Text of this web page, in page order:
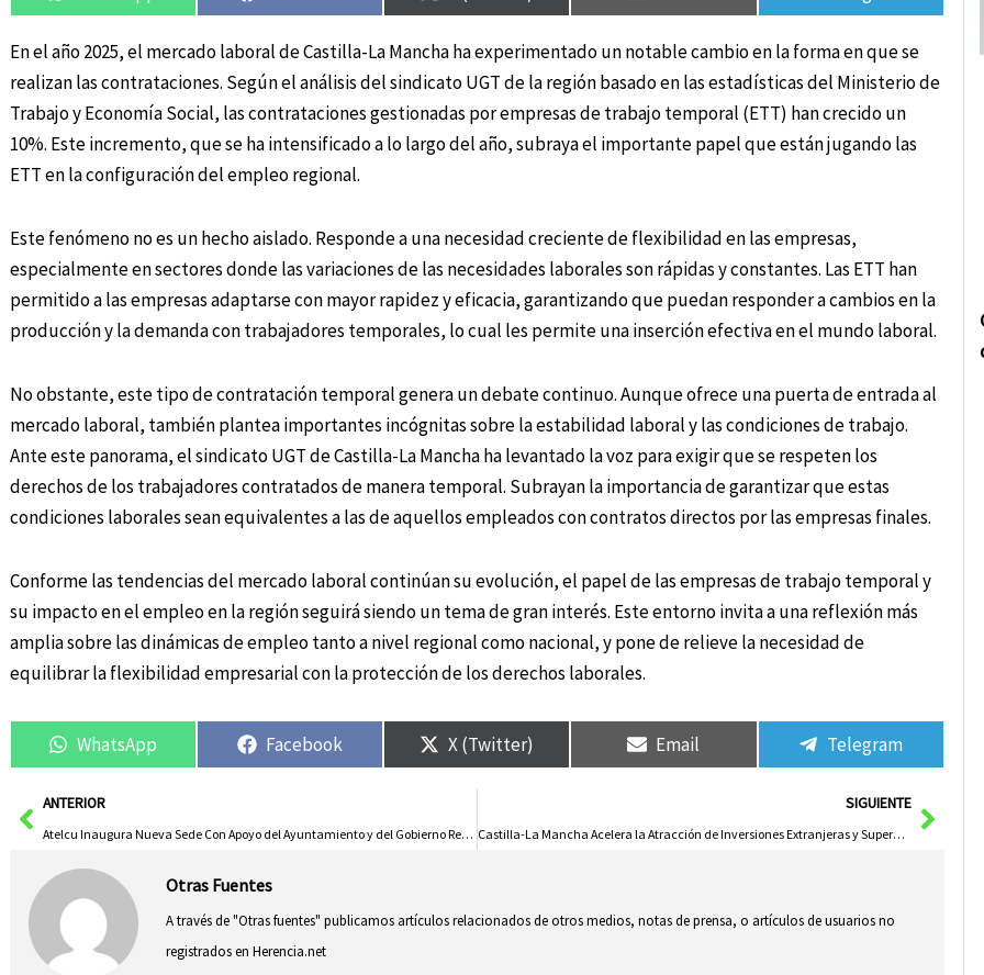
En el año 2025, el mercado laboral de Castilla-La Mancha ha experimentado un notable cambio en la forma en que se
realizan las contrataciones. Según el análisis del sindicato UGT de la región basado en las estadísticas del Ministerio de
Trabajo y Economía Social, las contrataciones gestionadas por empresas de trabajo temporal (ETT) han crecido un
10%. Este incremento, que se ha intensificado a lo largo del año, subraya el importante papel que están jugando las
ETT en la configuración del empleo regional.
Este fenómeno no es un hecho aislado. Responde a una necesidad creciente de flexibilidad en las empresas,
especialmente en sectores donde las variaciones de las necesidades laborales son rápidas y constantes. Las ETT han
permitido a las empresas adaptarse con mayor rapidez y eficacia, garantizando que puedan responder a cambios en la
producción y la demanda con trabajadores temporales, lo cual les permite una inserción efectiva en el mundo laboral.
No obstante, este tipo de contratación temporal genera un debate continuo. Aunque ofrece una puerta de entrada al
mercado laboral, también plantea importantes incógnitas sobre la estabilidad laboral y las condiciones de trabajo.
Ante este panorama, el sindicato UGT de Castilla-La Mancha ha levantado la voz para exigir que se respeten los
derechos de los trabajadores contratados de manera temporal. Subrayan la importancia de garantizar que estas
condiciones laborales sean equivalentes a las de aquellos empleados con contratos directos por las empresas finales.
Conforme las tendencias del mercado laboral continúan su evolución, el papel de las empresas de trabajo temporal y
su impacto en el empleo en la región seguirá siendo un tema de gran interés. Este entorno invita a una reflexión más
amplia sobre las dinámicas de empleo tanto a nivel regional como nacional, y pone de relieve la necesidad de
equilibrar la flexibilidad empresarial con la protección de los derechos laborales.
WhatsApp Facebook X (Twitter) Email Telegram
AntANTERIOR
Atelcu Inaugura Nueva Sede Con Apoyo del Ayuntamiento y del Gobierno Regional
SIGUIENTE
Castilla-La Mancha Acelera la Atracción de Inversiones Extranjeras y Supera Récords en Tiempo Récord
Otras Fuentes
A través de "Otras fuentes" publicamos artículos relacionados de otros medios, notas de prensa, o artículos de usuarios no
registrados en Herencia.net